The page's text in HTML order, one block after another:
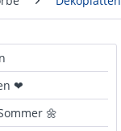
❤
🌼